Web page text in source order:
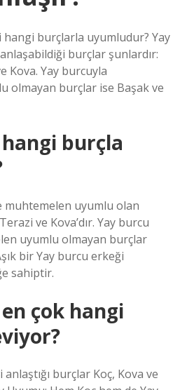
burçlarla uyumludur? Yay
burçlar şunlardır:
Kova. Yay burcuyla
olmayan burçlar ise Başak ve
burçla
muhtemelen uyumlu olan
ve Kova’dır. Yay burcu
uyumlu olmayan burçlar
bir Yay burcu erkeği
sahiptir.
çok hangi
burçlar Koç, Kova ve